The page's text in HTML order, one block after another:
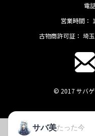
電
営業時間：
古物商許可証： 埼
© 2017 サバゲ
たった